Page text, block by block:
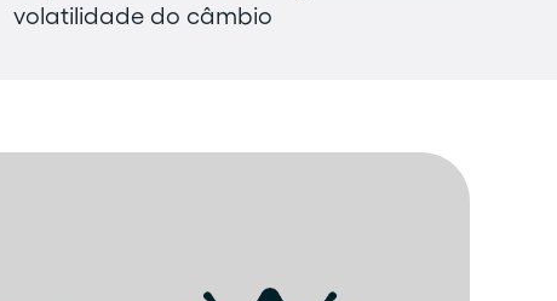
volatilidade do câmbio